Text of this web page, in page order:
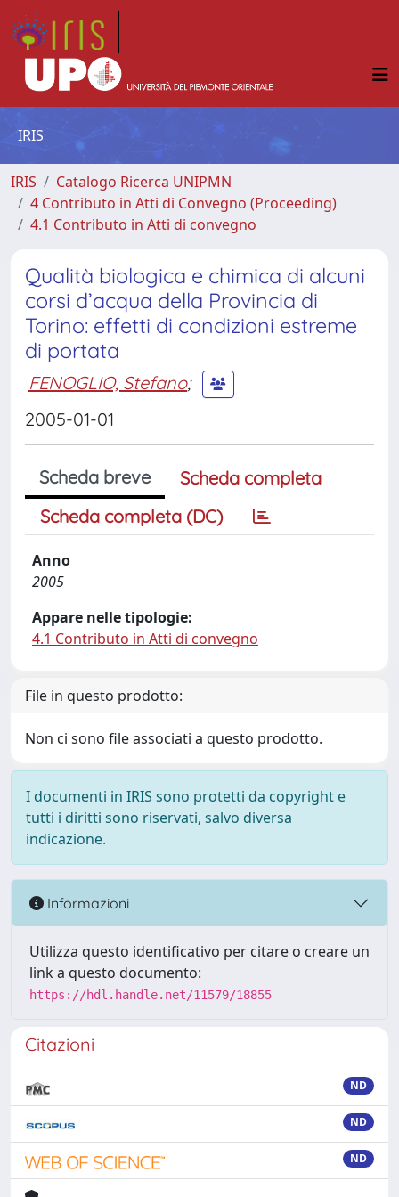
IRIS
IRIS
Catalogo Ricerca UNIPMN
4 Contributo in Atti di Convegno (Proceeding)
4.1 Contributo in Atti di convegno
Qualità biologica e chimica di alcuni
corsi d’acqua della Provincia di
Torino: effetti di condizioni estreme
di portata
FENOGLIO, Stefano;
2005-01-01
Scheda breve
Scheda completa
Scheda completa (DC)
Anno
2005
Appare nelle tipologie:
4.1 Contributo in Atti di convegno
File in questo prodotto:
Non ci sono file associati a questo prodotto.
I documenti in IRIS sono protetti da copyright e
tutti i diritti sono riservati, salvo diversa
indicazione.
Informazioni
Utilizza questo identificativo per citare o creare un
link a questo documento:
https://hdl.handle.net/11579/18855
Citazioni
ND
ND
ND